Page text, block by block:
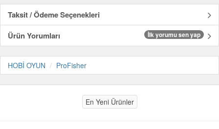
Taksit / Ödeme Seçenekleri
Ürün Yorumları
İlk yorumu sen yap
HOBİ OYUN ProFisher
En Yeni Ürünler